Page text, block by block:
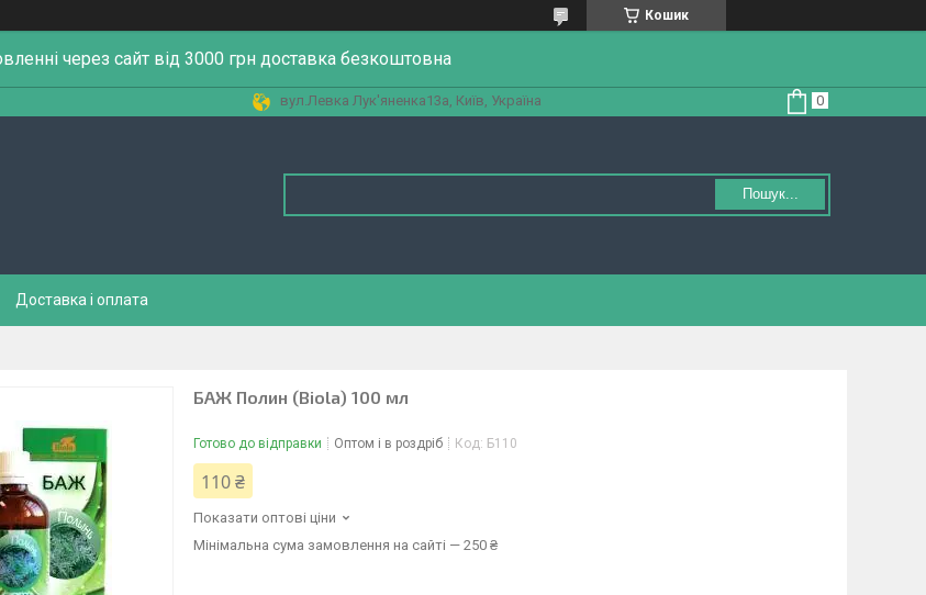
Кошик
через сайт від 3000 грн доставка безкоштовна
вул.Левка Лук'яненка13а, Київ, Україна
Пошук...
Доставка і оплата
БАЖ Полин (Biola) 100 мл
Готово до відправки Оптом і в роздріб Код: Б110
110 ₴
Показати оптові ціни
Мінімальна сума замовлення на сайті — 250 ₴